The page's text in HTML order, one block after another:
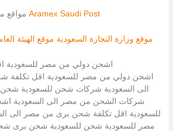
Aramex Saudi Post مواقع
موقع وزارة التجارة السعودية موقع الهيئة
اشحن دولي من مصر للسعودية
اشحن دولي من مصر للسعودية اقل
الى السعودية شركات شحن للسعودية
شركات الشحن من مصر الى السعودية
للسعودية اقل تكلفة شحن برى من مصر الى
مصر للسعودية شحن للسعودية شحن برى